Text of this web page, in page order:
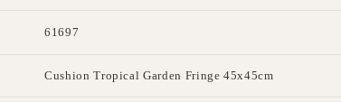
61697
Cushion Tropical Garden Fringe 45x45cm